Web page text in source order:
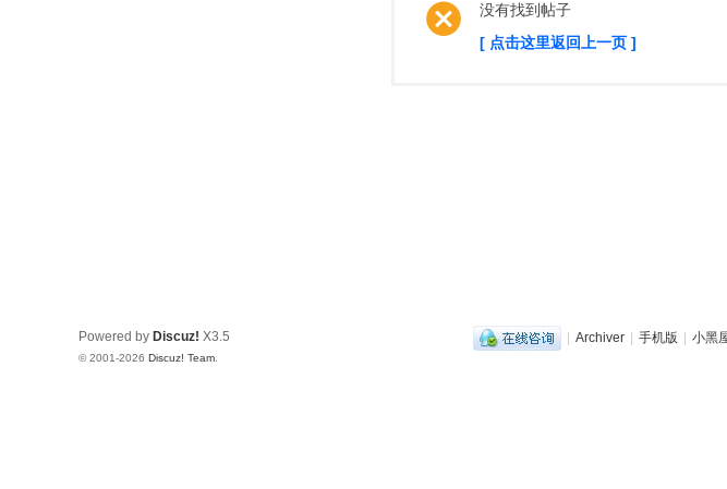
没有找到帖子
[ 点击这里返回上一页 ]
| Archiver | 手机版 | 小黑
Powered by Discuz! X3.5
© 2001-2026 Discuz! Team